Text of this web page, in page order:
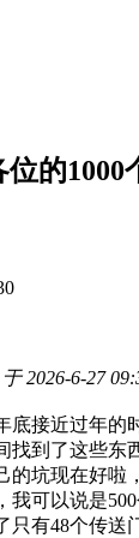
的1000
2026-6-27
底接近过年的
找到了这些东
的坑现在好啦
我可以说是
只有48个传送